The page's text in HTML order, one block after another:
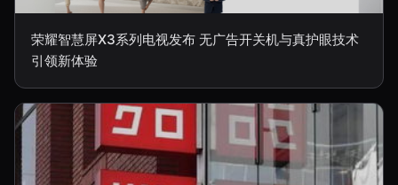
荣耀智慧屏X3系列电视发布 无广告开关机与真护眼技术
引领新体验